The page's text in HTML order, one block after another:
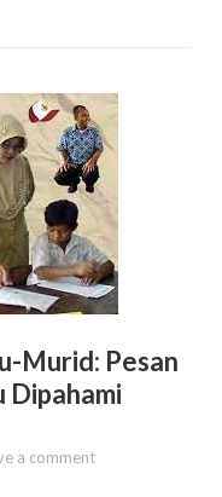
Murid: Pesan
Dipahami
a comment